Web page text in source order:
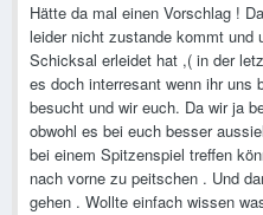
Hätte da mal einen Vorschlag !
leider nicht zustande kommt und
Schicksal erleidet hat ,( in der
es doch interresant wenn ihr uns
besucht und wir euch. Da wir ja
obwohl es bei euch besser
bei einem Spitzenspiel treffen
nach vorne zu peitschen . Und
gehen . Wollte einfach wissen